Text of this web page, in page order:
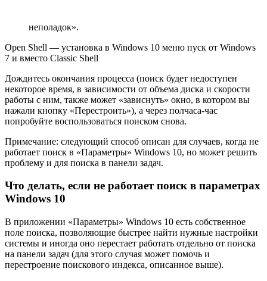
неполадок».
Open Shell — установка в Windows 10 меню пуск от Windows
7 и вместо Classic Shell
Дождитесь окончания процесса (поиск будет недоступен
некоторое время, в зависимости от объема диска и скорости
работы с ним, также может «зависнуть» окно, в котором вы
нажали кнопку «Перестроить»), а через полчаса-час
попробуйте воспользоваться поиском снова.
Примечание: следующий способ описан для случаев, когда не
работает поиск в «Параметры» Windows 10, но может решить
проблему и для поиска в панели задач.
Что делать, если не работает поиск в параметрах
Windows 10
В приложении «Параметры» Windows 10 есть собственное
поле поиска, позволяющие быстрее найти нужные настройки
системы и иногда оно перестает работать отдельно от поиска
на панели задач (для этого случая может помочь и
перестроение поискового индекса, описанное выше).